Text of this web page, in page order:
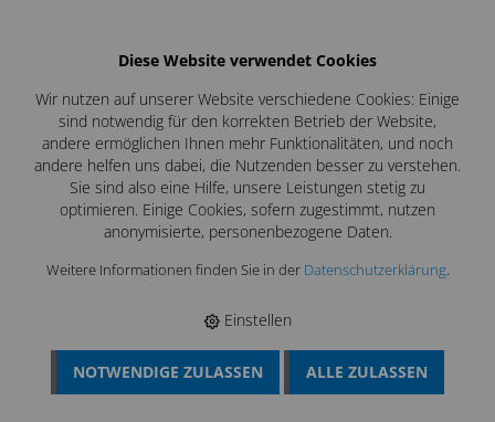
BÖSCH MRS › LÜFTUNGSREINIGUNG
SONDERWERKZEUGE
Diese Website verwendet Cookies
Wir nutzen auf unserer Website verschiedene Cookies: Einige
sind notwendig für den korrekten Betrieb der Website,
andere ermöglichen Ihnen mehr Funktionalitäten, und noch
andere helfen uns dabei, die Nutzenden besser zu verstehen.
Sie sind also eine Hilfe, unsere Leistungen stetig zu
optimieren. Einige Cookies, sofern zugestimmt, nutzen
anonymisierte, personenbezogene Daten.
Weitere Informationen finden Sie in der Datenschutzerklärung.
Einstellen
NOTWENDIGE ZULASSEN ALLE ZULASSEN